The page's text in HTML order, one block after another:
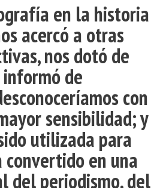
en la historia
acercó a otras
nos dotó de
de
con
sensibilidad; y
utilizada para
en una
del periodismo, del